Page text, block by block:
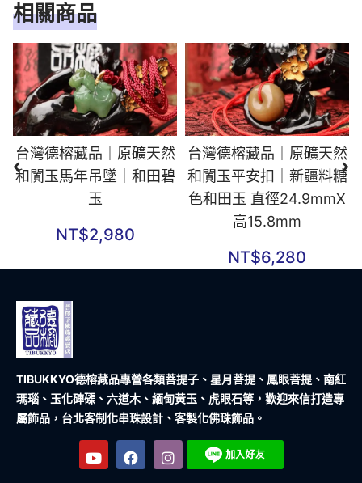
相關商品
台灣德榕藏品｜原礦天然
和闐玉馬年吊墜｜和田碧
玉
NT$2,980
台灣德榕藏品｜原礦天然
和闐玉平安扣｜新疆料糖
色和田玉 直徑24.9mmX
高15.8mm
NT$6,280
TIBUKKYO德榕藏品專營各類菩提子、星月菩提、鳳眼菩提、南紅
瑪瑙、玉化硨磲、六道木、緬甸黃玉、虎眼石等，歡迎來信打造專
屬飾品，台北客制化串珠設計、客製化佛珠飾品。